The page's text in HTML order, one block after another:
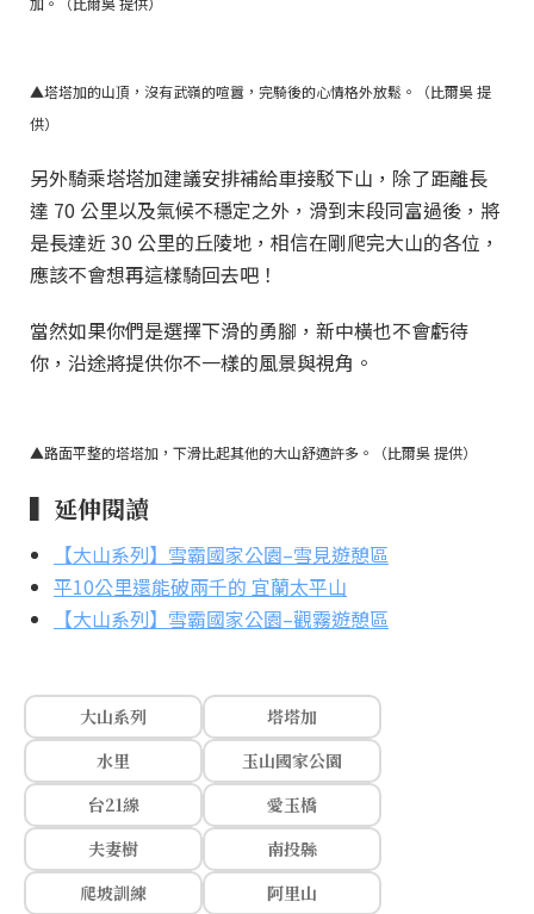
▲塔塔加的山頂，沒有武嶺的喧囂，完騎後的心情格外放鬆。（比爾吳 提
供）
另外騎乘塔塔加建議安排補給車接駁下山，除了距離長
達 70 公里以及氣候不穩定之外，滑到末段同富過後，將
是長達近 30 公里的丘陵地，相信在剛爬完大山的各位，
應該不會想再這樣騎回去吧！
當然如果你們是選擇下滑的勇腳，新中橫也不會虧待
你，沿途將提供你不一樣的風景與視角。
▲路面平整的塔塔加，下滑比起其他的大山舒適許多。（比爾吳 提供）
▍延伸閱讀
【大山系列】雪霸國家公園–雪見遊憩區
平10公里還能破兩千的 宜蘭太平山
【大山系列】雪霸國家公園–觀霧遊憩區
大山系列
塔塔加
水里
玉山國家公園
台21線
愛玉橋
夫妻樹
南投縣
爬坡訓練
阿里山